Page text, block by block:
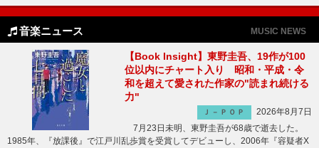
音楽ニュース MUSIC NEWS
【Book Insight】東野圭吾、19作が100
位以内にチャート入り 昭和・平成・令
和を超えて愛された作家の"読まれ続ける
力"
Ｊ－ＰＯＰ
2026年8月7日
7月23日未明、東野圭吾が68歳で逝去した。
1985年、『放課後』で江戸川乱歩賞を受賞してデビューし、2006年『容疑者X